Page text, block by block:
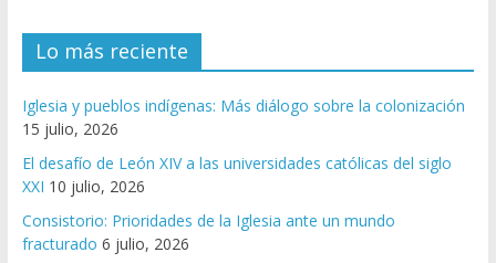
Lo más reciente
Iglesia y pueblos indígenas: Más diálogo sobre la colonización
15 julio, 2026
El desafío de León XIV a las universidades católicas del siglo
XXI 10 julio, 2026
Consistorio: Prioridades de la Iglesia ante un mundo
fracturado 6 julio, 2026